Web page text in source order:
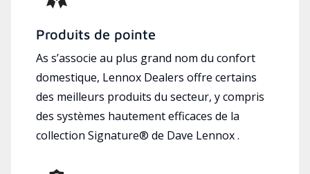
Produits de pointe
As s’associe au plus grand nom du confort
domestique, Lennox Dealers offre certains
des meilleurs produits du secteur, y compris
des systèmes hautement efficaces de la
collection Signature® de Dave Lennox .